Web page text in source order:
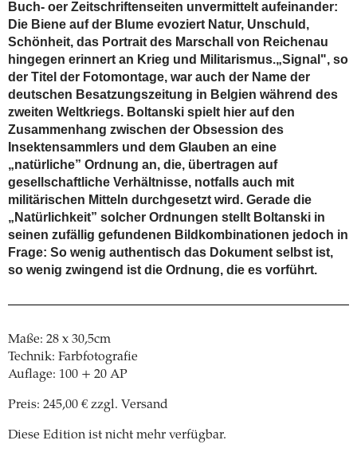
Buch- oer Zeitschriftenseiten unvermittelt aufeinander:
Die Biene auf der Blume evoziert Natur, Unschuld,
Schönheit, das Portrait des Marschall von Reichenau
hingegen erinnert an Krieg und Militarismus.„Signal", so
der Titel der Fotomontage, war auch der Name der
deutschen Besatzungszeitung in Belgien während des
zweiten Weltkriegs. Boltanski spielt hier auf den
Zusammenhang zwischen der Obsession des
Insektensammlers und dem Glauben an eine
„natürliche” Ordnung an, die, übertragen auf
gesellschaftliche Verhältnisse, notfalls auch mit
militärischen Mitteln durchgesetzt wird. Gerade die
„Natürlichkeit” solcher Ordnungen stellt Boltanski in
seinen zufällig gefundenen Bildkombinationen jedoch in
Frage: So wenig authentisch das Dokument selbst ist,
so wenig zwingend ist die Ordnung, die es vorführt.
Maße: 28 x 30,5cm
Technik: Farbfotografie
Auflage: 100 + 20 AP
Preis: 245,00 € zzgl. Versand
Diese Edition ist nicht mehr verfügbar.